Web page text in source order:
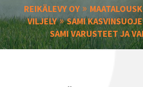
REIKÄLEVY OY »
VILJELY»SAMI
SAMI VARUSTEET JA